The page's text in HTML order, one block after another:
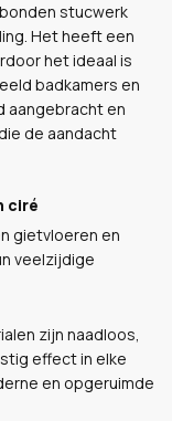
stucwerk
Het heeft een
het ideaal is
badkamers en
aangebracht en
de aandacht
ciré
gietvloeren en
veelzijdige
zijn naadloos,
effect in elke
en opgeruimde